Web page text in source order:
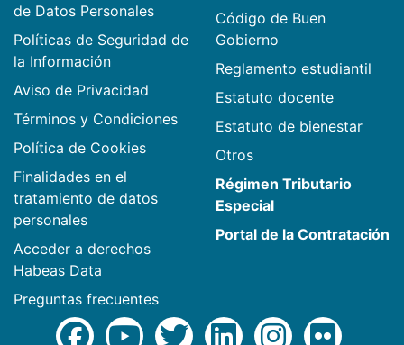
de Datos Personales
Políticas de Seguridad de
la Información
Aviso de Privacidad
Términos y Condiciones
Política de Cookies
Finalidades en el
tratamiento de datos
personales
Acceder a derechos
Habeas Data
Preguntas frecuentes
Código de Buen
Gobierno
Reglamento estudiantil
Estatuto docente
Estatuto de bienestar
Otros
Régimen Tributario
Especial
Portal de la Contratación